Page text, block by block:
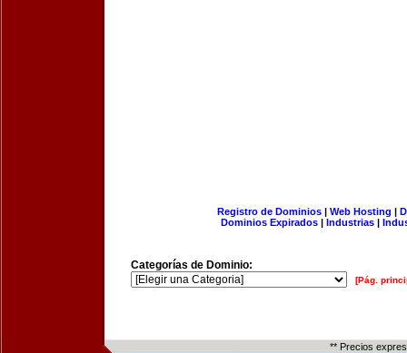
Registro de Dominios| Web Hosting |
Dominios Expirados | Industrias |
Categorías de Dominio:
[Pág.
** Precios